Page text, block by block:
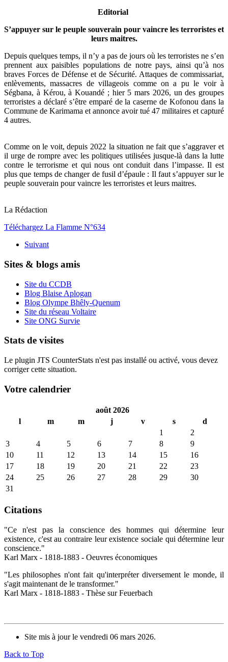
Editorial
S’appuyer sur le peuple souverain pour vaincre les terroristes et
leurs maitres.
Depuis quelques temps, il n’y a pas de jours où les terroristes ne s’en
prennent aux paisibles populations de notre pays, ainsi qu’à nos
braves Forces de Défense et de Sécurité. Attaques de commissariat,
enlèvements, massacres de villageois comme on a pu le voir à
Ségbana, à Kérou, à Kouandé ; hier 5 mars 2026, un des groupes
terroristes a déclaré s’être emparé de la caserne de Kofonou dans la
Commune de Karimama et annonce avoir tué 47 militaires et capturé
4 autres.
Comme on le voit, depuis 2022 la situation ne fait que s’aggraver et
il urge de rompre avec les politiques utilisées jusque-là dans la lutte
contre le terrorisme et qui nous ont conduit dans l’impasse. Il est
plus que temps de changer de fusil d’épaule : Il faut s’appuyer sur le
peuple souverain pour vaincre les terroristes et leurs maitres.
La Rédaction
Téléchargez La Flamme N°634
Suivant
Sites & blogs amis
Site du CCDB
Blog Blaise Aplogan
Blog Olympe Bhêly-Quenum
Site du réseau Voltaire
Site ONG Survie
Stats de visites
Le plugin JTS CounterStats n'est pas installé ou activé, vous devez
corriger cette situation.
Votre calendrier
août 2026
l
m m j v s
d
1
2
3
4 5 6 7 8
9
10
11 12 13 14 15
16
17
18 19 20 21 22
23
24
25 26 27 28 29
30
31
Citations
"Ce n'est pas la conscience des hommes qui détermine leur
existence, c'est au contraire leur existence sociale qui détermine leur
conscience."
Karl Marx - 1818-1883 - Oeuvres économiques
"Les philosophes n'ont fait qu'interpréter diversement le monde, il
s'agit maintenant de le transformer."
Karl Marx - 1818-1883 - Thèse sur Feuerbach
Site mis à jour le vendredi 06 mars 2026.
Back to Top